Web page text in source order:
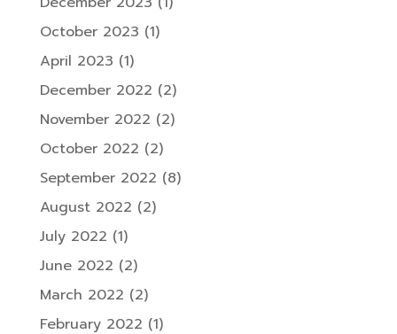
October 2023 (1)
April 2023 (1)
December 2022 (2)
November 2022 (2)
October 2022 (2)
September 2022 (8)
August 2022 (2)
July 2022 (1)
June 2022 (2)
March 2022 (2)
February 2022 (1)